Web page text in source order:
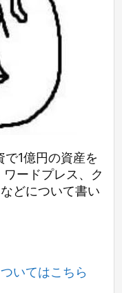
1億円の資産を
ードプレス、ク
どについて書い
いてはこちら